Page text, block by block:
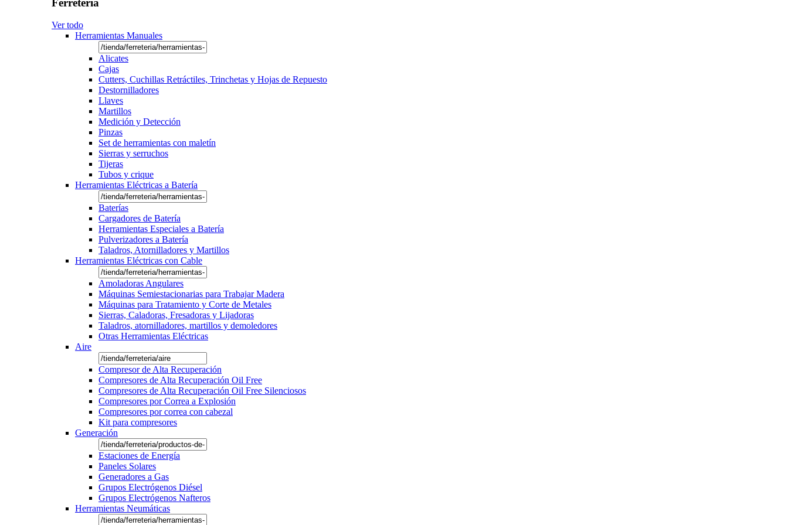
Ferretería
Ver todo
Herramientas Manuales
Alicates
Cajas
Cutters, Cuchillas Retráctiles, Trinchetas y Hojas de Repuesto
Destornilladores
Llaves
Martillos
Medición y Detección
Pinzas
Set de herramientas con maletín
Sierras y serruchos
Tijeras
Tubos y crique
Herramientas Eléctricas a Batería
Baterías
Cargadores de Batería
Herramientas Especiales a Batería
Pulverizadores a Batería
Taladros, Atornilladores y Martillos
Herramientas Eléctricas con Cable
Amoladoras Angulares
Máquinas Semiestacionarias para Trabajar Madera
Máquinas para Tratamiento y Corte de Metales
Sierras, Caladoras, Fresadoras y Lijadoras
Taladros, atornilladores, martillos y demoledores
Otras Herramientas Eléctricas
Aire
Compresor de Alta Recuperación
Compresores de Alta Recuperación Oil Free
Compresores de Alta Recuperación Oil Free Silenciosos
Compresores por Correa a Explosión
Compresores por correa con cabezal
Kit para compresores
Generación
Estaciones de Energía
Paneles Solares
Generadores a Gas
Grupos Electrógenos Diésel
Grupos Electrógenos Nafteros
Herramientas Neumáticas